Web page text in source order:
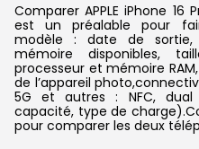
Comparer APPLE iPhone 16
est un préalable pour
modèle : date de sortie,
mémoire disponibles,
processeur et mémoire
de l’appareil
5G et autres : NFC, dual
capacité, type de
pour comparer les deux